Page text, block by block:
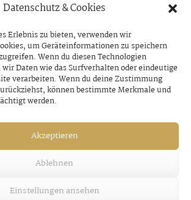
Datenschutz & Cookies
Erlebnis zu bieten, verwenden wir
um Geräteinformationen zu speichern
Wenn du diesen Technologien
Daten wie das Surfverhalten oder eindeutige
verarbeiten. Wenn du deine Zustimmung
können bestimmte Merkmale und
werden.
Akzeptieren
Ablehnen
Einstellungen ansehen
￼
2026